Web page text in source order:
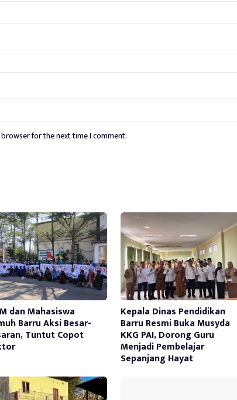
for the next time I comment.
dan Mahasiswa
Barru Aksi Besar-
Tuntut Copot
Kepala Dinas Pendidikan
Barru Resmi Buka Musyda
KKG PAI, Dorong Guru
Menjadi Pembelajar
Sepanjang Hayat